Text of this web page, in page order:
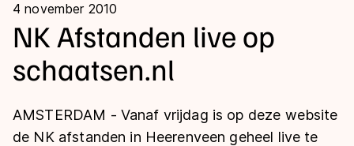
Kalender
Disciplines
Langebaan
Uitslagen
4 november 2010
NK Afstanden live op
schaatsen.nl
AMSTERDAM - Vanaf vrijdag is op deze website
de NK afstanden in Heerenveen geheel live te